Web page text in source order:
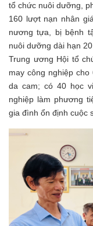
tổ chức nuôi dưỡng,
160 lượt nạn nhân
nương tựa, bị bệnh
nuôi dưỡng dài hạn
Trung ương Hội tổ
may công nghiệp
da cam; có 40 học
nghiệp làm phương
gia đình ổn định cuộc